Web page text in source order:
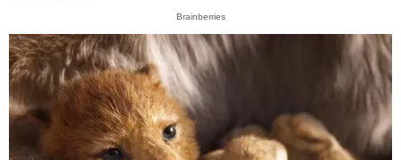
Brainberries